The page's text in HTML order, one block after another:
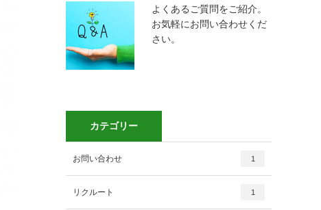
よくあるご質問をご紹介。
お気軽にお問い合わせくだ
さい。
カテゴリー
お問い合わせ 1
リクルート 1